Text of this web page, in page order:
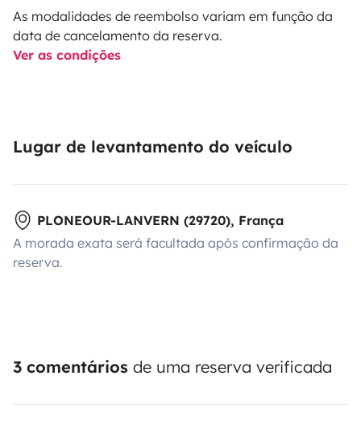
As modalidades de reembolso variam em função da
data de cancelamento da reserva.
Ver as condições
Lugar de levantamento do veículo
PLONEOUR-LANVERN (29720), França
A morada exata será facultada após confirmação da
reserva.
3 comentários de uma reserva verificada